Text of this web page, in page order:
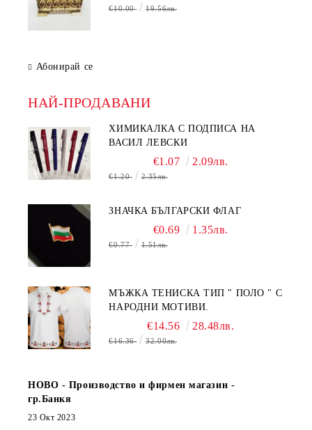
€10.00 19.56лв.
Абонирай се
НАЙ-ПРОДАВАНИ
ХИМИКАЛКА С ПОДПИСА НА
ВАСИЛ ЛЕВСКИ
€1.07 2.09лв.
€1.20 2.35лв.
ЗНАЧКА БЪЛГАРСКИ ФЛАГ
€0.69 1.35лв.
€0.77 1.51лв.
МЪЖКА ТЕНИСКА ТИП " ПОЛО " С
НАРОДНИ МОТИВИ.
€14.56 28.48лв.
€16.36 32.00лв.
НОВО - Производство и фирмен магазин -
гр.Банкя
23 Окт 2023